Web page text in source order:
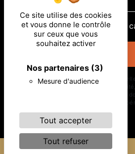
Ce site utilise des cookies
et vous donne le contrôle
sur ceux que vous
souhaitez activer
Nos partenaires (3)
Mesure d'audience
Tout accepter
Tout refuser
En cochant cette
** Les données
d’effacement, de
d’organiser le sort de
vos données pendant la